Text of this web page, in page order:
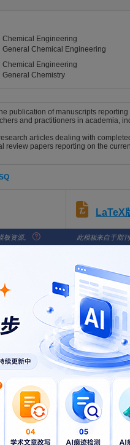
Chemical Engineering
General Chemical Engineering
Chemical Engineering
General Chemistry
publication of manuscripts
and practitioners in academia,
articles dealing with
papers reporting on the
LaTeX
板资源。 此模板来自于期
based on decarbonized
Issue , pp. -. DOI: 10.1080/
and catalytic ozonation
Shi, Jiating; Tao, Jiayi
Issue , pp. -. DOI: 10.1080/
synthesized
Issue , pp. -. DOI: 10.1080/
biochar production for
Issue , pp. -. DOI: 10.1080/